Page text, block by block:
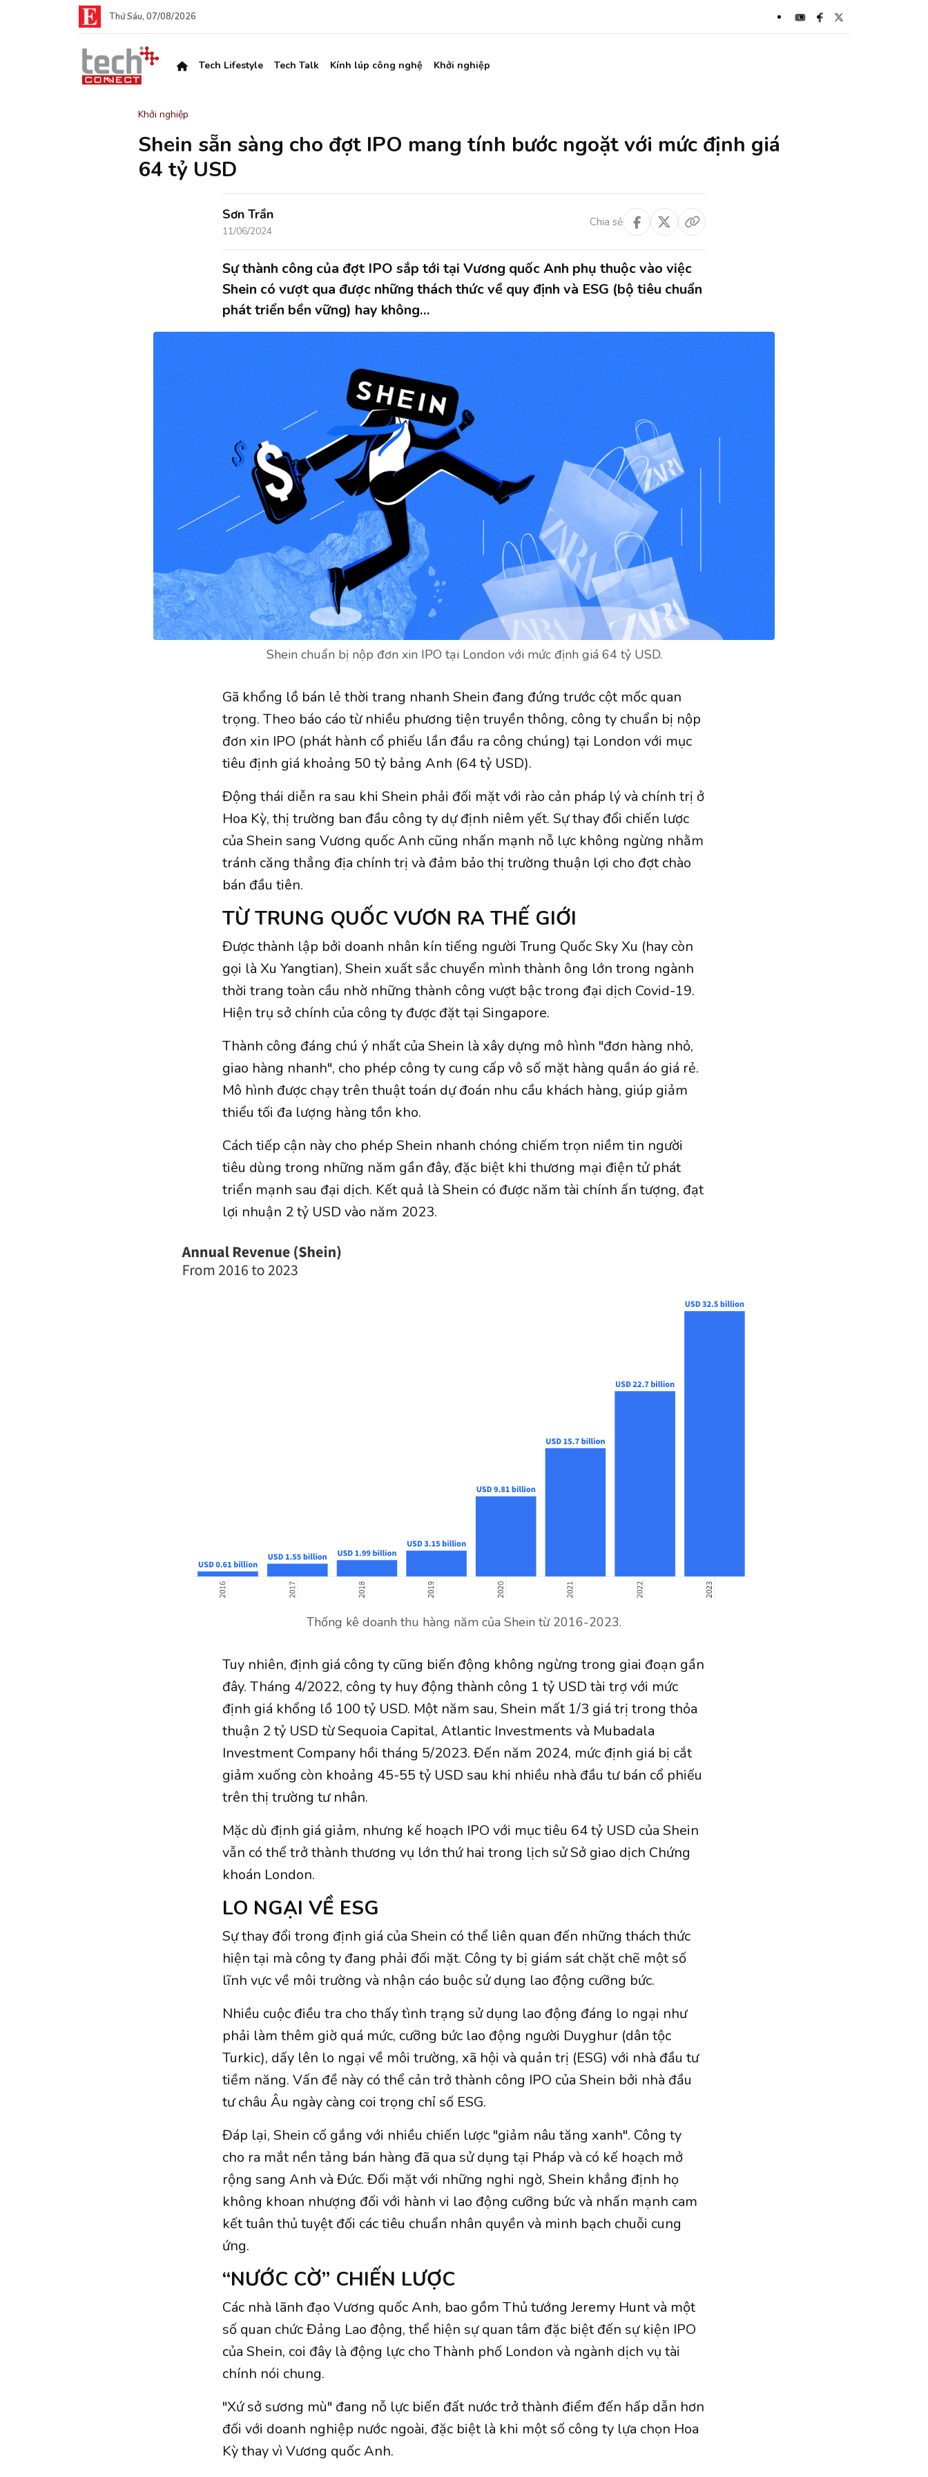
Thứ Sáu, 07/08/2026
Tech Lifestyle Tech Talk Kính lúp công nghệ Khởi nghiệp
Khởi nghiệp
Shein sẵn sàng cho đợt IPO mang tính bước ngoặt với mức định giá
64 tỷ USD
Sơn Trần
11/06/2024
Chia sẻ
Sự thành công của đợt IPO sắp tới tại Vương quốc Anh phụ thuộc vào việc
Shein có vượt qua được những thách thức về quy định và ESG (bộ tiêu chuẩn
phát triển bền vững) hay không…
Shein chuẩn bị nộp đơn xin IPO tại London với mức định giá 64 tỷ USD.
Gã khổng lồ bán lẻ thời trang nhanh Shein đang đứng trước cột mốc quan
trọng. Theo báo cáo từ nhiều phương tiện truyền thông, công ty chuẩn bị nộp
đơn xin IPO (phát hành cổ phiếu lần đầu ra công chúng) tại London với mục
tiêu định giá khoảng 50 tỷ bảng Anh (64 tỷ USD).
Động thái diễn ra sau khi Shein phải đối mặt với rào cản pháp lý và chính trị ở
Hoa Kỳ, thị trường ban đầu công ty dự định niêm yết. Sự thay đổi chiến lược
của Shein sang Vương quốc Anh cũng nhấn mạnh nỗ lực không ngừng nhằm
tránh căng thẳng địa chính trị và đảm bảo thị trường thuận lợi cho đợt chào
bán đầu tiên.
TỪ TRUNG QUỐC VƯƠN RA THẾ GIỚI
Được thành lập bởi doanh nhân kín tiếng người Trung Quốc Sky Xu (hay còn
gọi là Xu Yangtian), Shein xuất sắc chuyển mình thành ông lớn trong ngành
thời trang toàn cầu nhờ những thành công vượt bậc trong đại dịch Covid-19.
Hiện trụ sở chính của công ty được đặt tại Singapore.
Thành công đáng chú ý nhất của Shein là xây dựng mô hình "đơn hàng nhỏ,
giao hàng nhanh", cho phép công ty cung cấp vô số mặt hàng quần áo giá rẻ.
Mô hình được chạy trên thuật toán dự đoán nhu cầu khách hàng, giúp giảm
thiểu tối đa lượng hàng tồn kho.
Cách tiếp cận này cho phép Shein nhanh chóng chiếm trọn niềm tin người
tiêu dùng trong những năm gần đây, đặc biệt khi thương mại điện tử phát
triển mạnh sau đại dịch. Kết quả là Shein có được năm tài chính ấn tượng, đạt
lợi nhuận 2 tỷ USD vào năm 2023.
Thống kê doanh thu hàng năm của Shein từ 2016-2023.
Tuy nhiên, định giá công ty cũng biến động không ngừng trong giai đoạn gần
đây. Tháng 4/2022, công ty huy động thành công 1 tỷ USD tài trợ với mức
định giá khổng lồ 100 tỷ USD. Một năm sau, Shein mất 1/3 giá trị trong thỏa
thuận 2 tỷ USD từ Sequoia Capital, Atlantic Investments và Mubadala
Investment Company hồi tháng 5/2023. Đến năm 2024, mức định giá bị cắt
giảm xuống còn khoảng 45-55 tỷ USD sau khi nhiều nhà đầu tư bán cổ phiếu
trên thị trường tư nhân.
Mặc dù định giá giảm, nhưng kế hoạch IPO với mục tiêu 64 tỷ USD của Shein
vẫn có thể trở thành thương vụ lớn thứ hai trong lịch sử Sở giao dịch Chứng
khoán London.
LO NGẠI VỀ ESG
Sự thay đổi trong định giá của Shein có thể liên quan đến những thách thức
hiện tại mà công ty đang phải đối mặt. Công ty bị giám sát chặt chẽ một số
lĩnh vực về môi trường và nhận cáo buộc sử dụng lao động cưỡng bức.
Nhiều cuộc điều tra cho thấy tình trạng sử dụng lao động đáng lo ngại như
phải làm thêm giờ quá mức, cưỡng bức lao động người Duyghur (dân tộc
Turkic), dấy lên lo ngại về môi trường, xã hội và quản trị (ESG) với nhà đầu tư
tiềm năng. Vấn đề này có thể cản trở thành công IPO của Shein bởi nhà đầu
tư châu Âu ngày càng coi trọng chỉ số ESG.
Đáp lại, Shein cố gắng với nhiều chiến lược "giảm nâu tăng xanh". Công ty
cho ra mắt nền tảng bán hàng đã qua sử dụng tại Pháp và có kế hoạch mở
rộng sang Anh và Đức. Đối mặt với những nghi ngờ, Shein khẳng định họ
không khoan nhượng đối với hành vi lao động cưỡng bức và nhấn mạnh cam
kết tuân thủ tuyệt đối các tiêu chuẩn nhân quyền và minh bạch chuỗi cung
ứng.
“NƯỚC CỜ” CHIẾN LƯỢC
Các nhà lãnh đạo Vương quốc Anh, bao gồm Thủ tướng Jeremy Hunt và một
số quan chức Đảng Lao động, thể hiện sự quan tâm đặc biệt đến sự kiện IPO
của Shein, coi đây là động lực cho Thành phố London và ngành dịch vụ tài
chính nói chung.
"Xứ sở sương mù" đang nỗ lực biến đất nước trở thành điểm đến hấp dẫn hơn
đối với doanh nghiệp nước ngoài, đặc biệt là khi một số công ty lựa chọn Hoa
Kỳ thay vì Vương quốc Anh.